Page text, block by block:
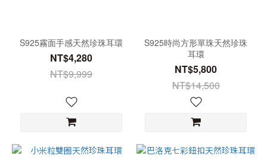
S925霧面手感天然珍珠耳環
NT$4,280
NT$9,999
S925時尚方形單珠天然珍珠
耳環
NT$5,800
NT$14,500